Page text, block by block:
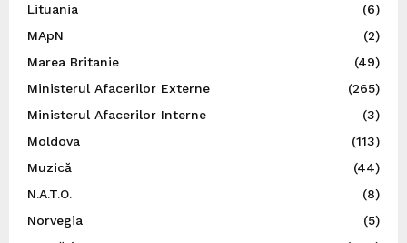
Lituania
(6)
MApN
(2)
Marea Britanie
(49)
Ministerul Afacerilor Externe
(265)
Ministerul Afacerilor Interne
(3)
Moldova
(113)
Muzică
(44)
N.A.T.O.
(8)
Norvegia
(5)